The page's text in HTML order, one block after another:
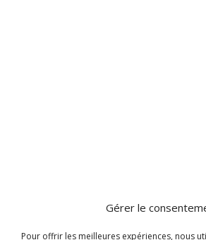
Gérer le
Pour offrir les meilleures expériences, nous